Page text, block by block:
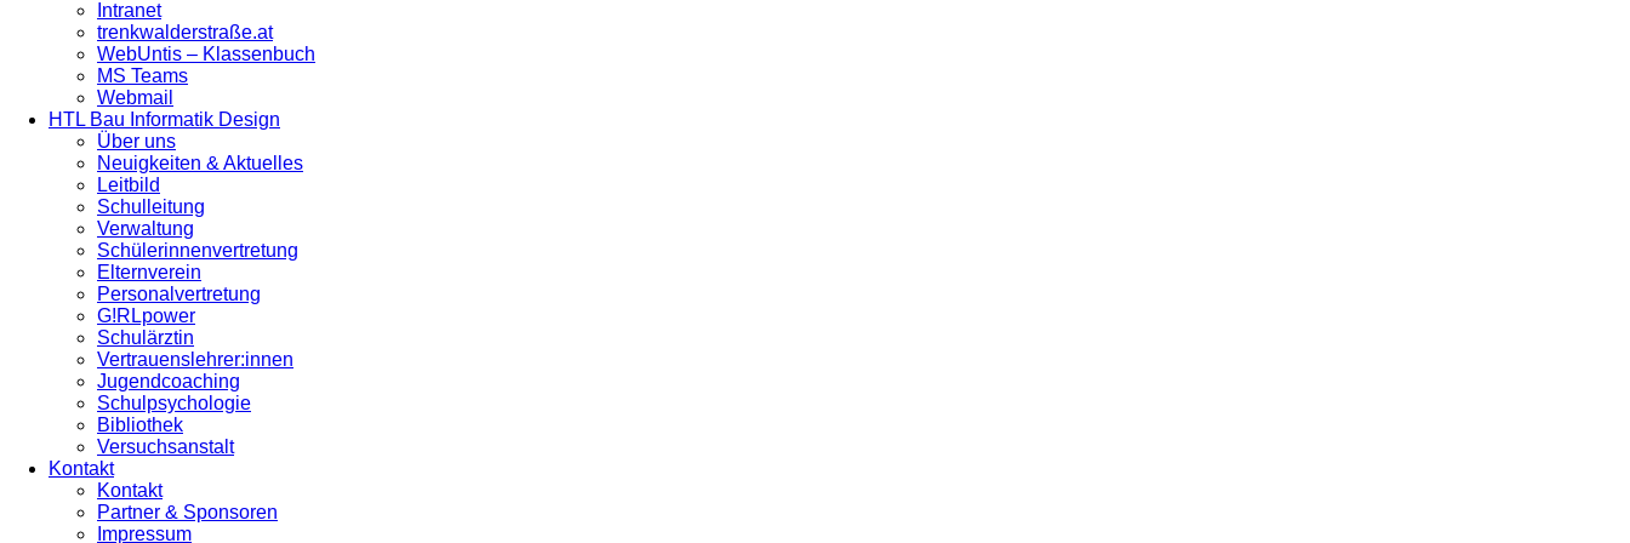
Intranet
trenkwalderstraße.at
WebUntis – Klassenbuch
MS Teams
Webmail
HTL Bau Informatik Design
Über uns
Neuigkeiten & Aktuelles
Leitbild
Schulleitung
Verwaltung
Schülerinnenvertretung
Elternverein
Personalvertretung
G!RLpower
Schulärztin
Vertrauenslehrer:innen
Jugendcoaching
Schulpsychologie
Bibliothek
Versuchsanstalt
Kontakt
Kontakt
Partner & Sponsoren
Impressum